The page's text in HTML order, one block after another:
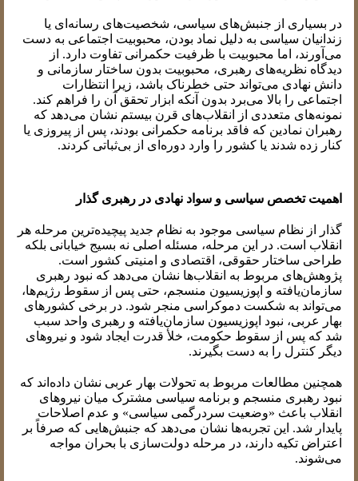
در بسیاری از جنبش‌های سیاسی، شخصیت‌های رسانه‌ای یا
زندانیان سیاسی به دلیل نماد بودن، محبوبیت اجتماعی به دست
می‌آورند، اما محبوبیت با ظرفیت حکمرانی تفاوت دارد. از
دیدگاه نظریه‌های رهبری، محبوبیت بدون ساختار سازمانی و
دانش نهادی می‌تواند حتی خطرناک باشد، زیرا انتظارات
اجتماعی را بالا می‌برد بدون آنکه ابزار تحقق آن را فراهم کند.
نمونه‌های متعددی از انقلاب‌های قرن بیستم نشان می‌دهد که
رهبران نمادین که فاقد برنامه حکمرانی بودند، پس از پیروزی یا
کنار زده شدند یا کشور را وارد دوره‌ای از بی‌ثباتی کردند.
اهمیت تخصص سیاسی و سواد نهادی در رهبری گذار
گذار از نظام سیاسی موجود به نظام جدید پیچیده‌ترین مرحله هر
انقلاب است. در این مرحله، مسئله اصلی نه بسیج خیابانی بلکه
طراحی ساختار حقوقی، اقتصادی و امنیتی کشور است.
پژوهش‌های مربوط به انقلاب‌ها نشان می‌دهد که نبود رهبری
سازمان‌یافته و اپوزیسیون منسجم، حتی پس از سقوط رژیم‌ها،
می‌تواند به شکست دموکراسی منجر شود. در برخی کشورهای
بهار عربی، نبود اپوزیسیون سازمان‌یافته و رهبری واحد سبب
شد که پس از سقوط حکومت، خلأ قدرت ایجاد شود و نیروهای
دیگر کنترل را به دست بگیرند.
همچنین مطالعات مربوط به تحولات بهار عربی نشان داده‌اند که
نبود رهبری منسجم و برنامه سیاسی مشترک میان نیروهای
انقلاب باعث «وضعیت سردرگمی سیاسی» و عدم اصلاحات
پایدار شد. این تجربه‌ها نشان می‌دهد که جنبش‌هایی که صرفاً بر
اعتراض تکیه دارند، در مرحله دولت‌سازی با بحران مواجه
می‌شوند.